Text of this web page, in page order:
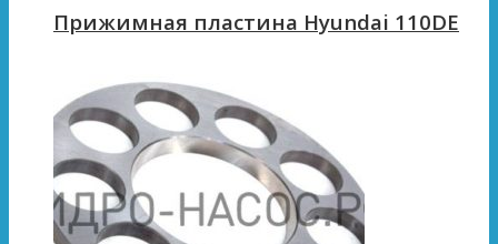
Прижимная пластина Hyundai 110DE